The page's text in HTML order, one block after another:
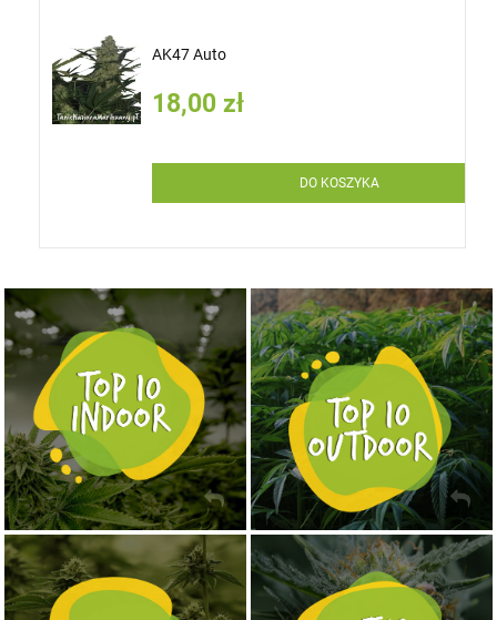
AK47 Auto
18,00 zł
DO KOSZYKA
NASIONA MARIHUANY TOP 10 INDOOR
KUP TERAZ NASIONA MARIHUANY TOP 10 OUTDOOR
KUP TERAZ
NASIONA MARIHUANY TOP 10 AUTOFLOWERING
KUP TERAZ MOCNE ODMIANY MARIHUANY THC OD 24 - 37%
KUP TERAZ